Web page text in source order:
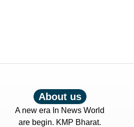
About us
A new era In News World
are begin. KMP Bharat.